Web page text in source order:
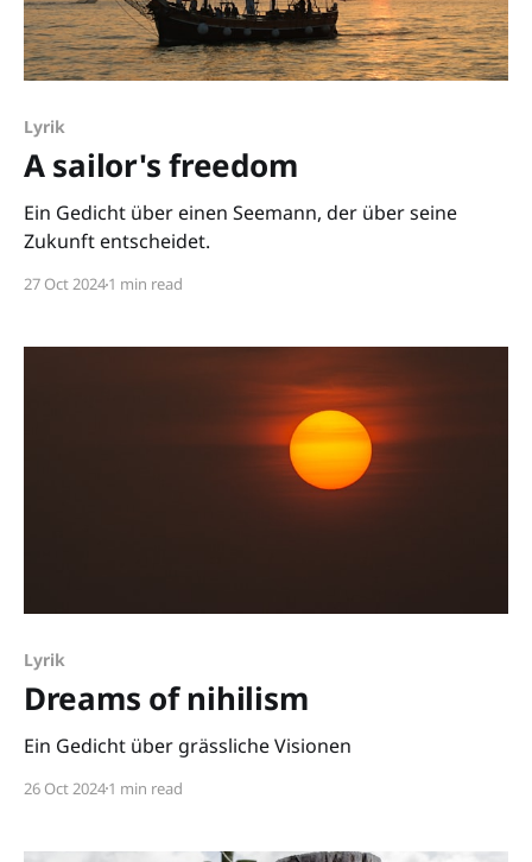
Lyrik
A sailor's freedom
Ein Gedicht über einen Seemann, der über seine
Zukunft entscheidet.
27 Oct 20241 min read
Lyrik
Dreams of nihilism
Ein Gedicht über grässliche Visionen
26 Oct 20241 min read